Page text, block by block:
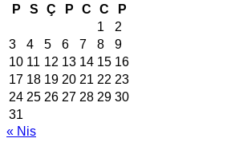
P
S Ç P C C
P
1
2
3
4 5 6 7 8
9
10 11 12 13 14 15 16
17 18 19 20 21 22 23
24 25 26 27 28 29 30
31
« Nis